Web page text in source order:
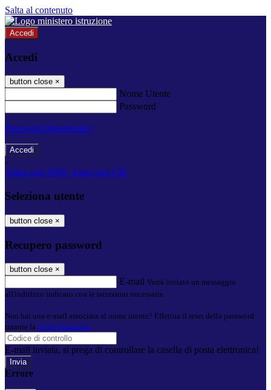
Salta al contenuto
Accedi
Accedi
button close ×
Nome Utente
Password
Password dimenticata?
-
Entra con SPID Entra con CIE
Seleziona utente
button close ×
Recupero password
button close ×
E-mail Verrà inviato un messaggio
all'indirizzo indicato con le istruzioni necessarie.
Non hai una e-mail associata al nome utente? Effettua il reset della password
tramite la Login Spaggiari
E-mail inviata, si prega di controllare la casella di posta elettronica!
Errore